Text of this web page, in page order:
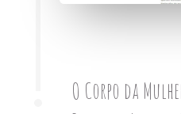
O Corpo da